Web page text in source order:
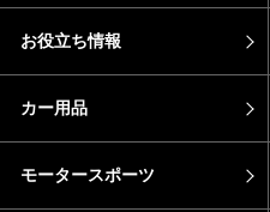
お役立ち情報
カー用品
モータースポーツ